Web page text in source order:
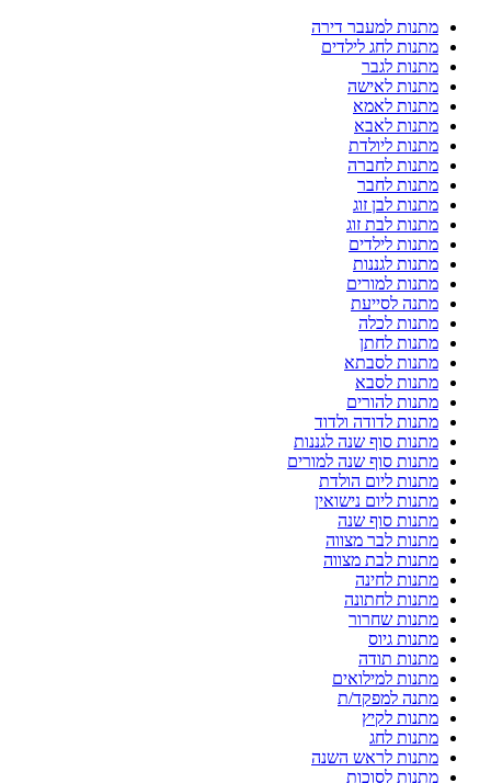
מתנות למעבר דירה
מתנות לחג לילדים
מתנות לגבר
מתנות לאישה
מתנות לאמא
מתנות לאבא
מתנות ליולדת
מתנות לחברה
מתנות לחבר
מתנות לבן זוג
מתנות לבת זוג
מתנות לילדים
מתנות לגננות
מתנות למורים
מתנה לסייעת
מתנות לכלה
מתנות לחתן
מתנות לסבתא
מתנות לסבא
מתנות להורים
מתנות לדודה ולדוד
מתנות סוף שנה לגננות
מתנות סוף שנה למורים
מתנות ליום הולדת
מתנות ליום נישואין
מתנות סוף שנה
מתנות לבר מצווה
מתנות לבת מצווה
מתנות לחינה
מתנות לחתונה
מתנות שחרור
מתנות גיוס
מתנות תודה
מתנות למילואים
מתנה למפקד/ת
מתנות לקיץ
מתנות לחג
מתנות לראש השנה
מתנות לסוכות